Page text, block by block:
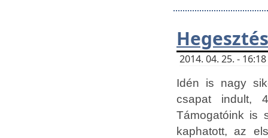
2014. 04. 25. -
Idén is nagy
csapat indult,
Támogatóink is
kaphatott, az